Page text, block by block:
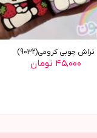
تراش چوبی کرومی(9032)
۴۵,۰۰۰ تومان